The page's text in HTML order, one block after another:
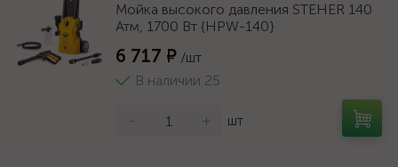
Мойка высокого давления STEHER 140
Атм, 1700 Вт {HPW-140}
6 717 ₽ /шт
В наличии 25
- + шт